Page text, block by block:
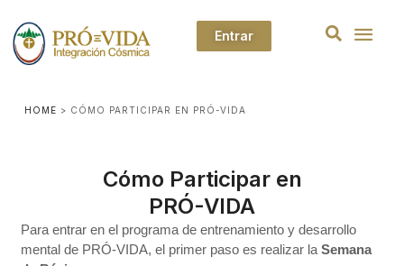
Entrar
HOME > CÓMO PARTICIPAR EN PRÓ-VIDA
Cómo Participar en
PRÓ-VIDA
Para entrar en el programa de entrenamiento y desarrollo
mental de PRÓ-VIDA, el primer paso es realizar laSemana